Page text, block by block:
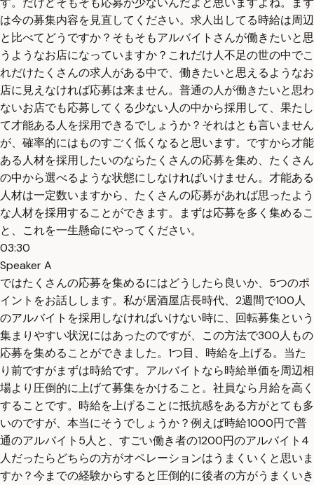
は今の募集内容を見直してください。求人出してる時給は周辺
と比べてどうですか？そもそもアルバイトさんが働きたいと思
うようなお店になっていますか？これだけ人不足の世の中でこ
れだけたくさんの求人がある中で、働きたいと思えるようなお
店に見えなければ応募は来ません。普通の人が働きたいと思わ
ないお店でも応募してくる少ない人の中から採用して、果たし
て才能ある人を採用できるでしょうか？それはとも言いません
が、確率的にはものすごく低くなると思います。ですから才能
ある人材を採用したいのならたくさんの応募を集め、たくさん
の中から選べるような状態にしなければいけません。才能ある
人材は一定数いますから、たくさんの応募があれば思ったよう
な人材を採用することができます。まずは応募を多く集めるこ
と、これを一生懸命にやってください。
03:30
Speaker A
ではたくさんの応募を集めるにはどうしたら良いか、5つのポ
イントをお話しします。私が居酒屋店長時代、2週間で100人
のアルバイトを採用しなければいけない時に、回転募集という
集まりやすい状況にはあったのですが、この方法で300人もの
応募を集めることができました。1つ目、時給を上げる。当た
り前ですがまずは時給です。アルバイトなら時給単価を周辺相
場より圧倒的に上げて募集をかけること。社員なら月給を高く
することです。時給を上げることに抵抗感をある方がとても多
いのですが、本当にそうでしょうか？例えば時給1000円で普
通のアルバイト5人と、すごい働き者の1200円のアルバイト4
人だったらどちらの方がオペレーションはうまくいくと思いま
すか？今までの経験からすると圧倒的に後者の方がうまくいき